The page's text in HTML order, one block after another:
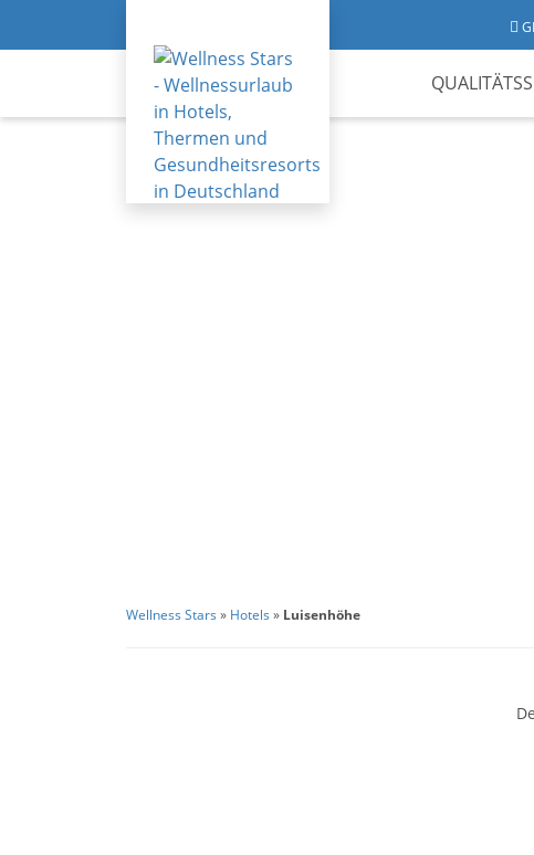
Wellness Stars » Hotels » Luisenhöhe